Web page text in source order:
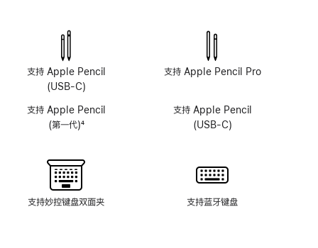
像
头
统
支持 Apple Pencil
(USB-C)
支持 Apple Pencil
(第一代)4
支持妙控键盘双面夹
像
统
支持 Apple Pencil Pro
支持 Apple Pencil
(USB-C)
支持蓝牙键盘